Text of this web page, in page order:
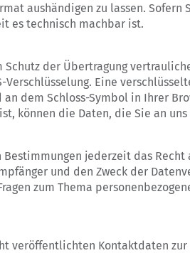
aushändigen zu lassen.
es technisch machbar ist.
der Übertragung
Verschlüsselung. Eine
dem Schloss-Symbol in Ihrer
können die Daten, die Sie an
jederzeit das
und den Zweck der
zum Thema
veröffentlichten Kontaktdaten